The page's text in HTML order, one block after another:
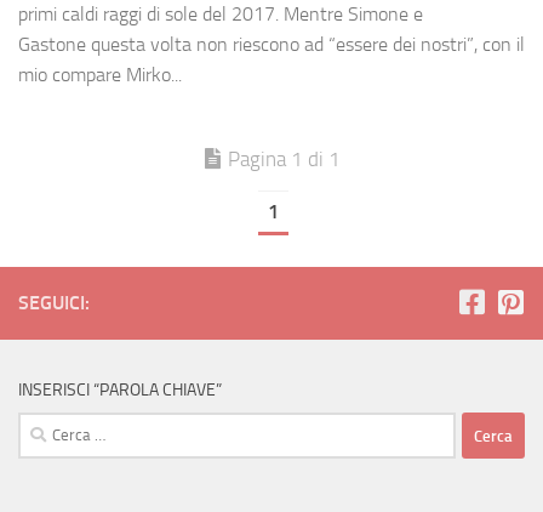
primi caldi raggi di sole del 2017. Mentre Simone e
Gastone questa volta non riescono ad “essere dei nostri”, con il
mio compare Mirko...
Pagina 1 di 1
1
SEGUICI:
INSERISCI “PAROLA CHIAVE”
Ricerca
per: